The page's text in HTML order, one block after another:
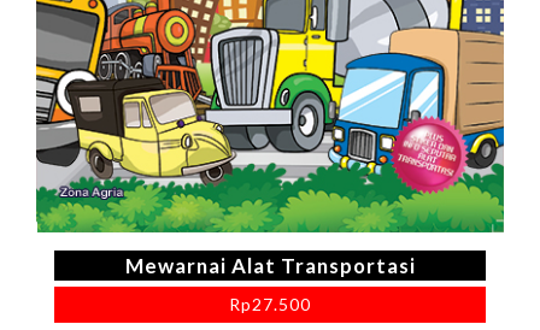
Mewarnai Alat Transportasi
Rp27.500